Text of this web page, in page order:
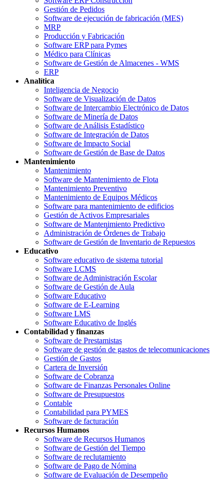
Gestión de Pedidos
Software de ejecución de fabricación (MES)
MRP
Producción y Fabricación
Software ERP para Pymes
Médico para Clínicas
Software de Gestión de Almacenes - WMS
ERP
Analítica
Inteligencia de Negocio
Software de Visualización de Datos
Software de Intercambio Electrónico de Datos
Software de Minería de Datos
Software de Análisis Estadístico
Software de Integración de Datos
Software de Impacto Social
Software de Gestión de Base de Datos
Mantenimiento
Mantenimiento
Software de Mantenimiento de Flota
Mantenimiento Preventivo
Mantenimiento de Equipos Médicos
Software para mantenimiento de edificios
Gestión de Activos Empresariales
Software de Mantenimiento Predictivo
Administración de Órdenes de Trabajo
Software de Gestión de Inventario de Repuestos
Educativo
Software educativo de sistema tutorial
Software LCMS
Software de Administración Escolar
Software de Gestión de Aula
Software Educativo
Software de E-Learning
Software LMS
Software Educativo de Inglés
Contabilidad y finanzas
Software de Prestamistas
Software de gestión de gastos de telecomunicaciones
Gestión de Gastos
Cartera de Inversión
Software de Cobranza
Software de Finanzas Personales Online
Software de Presupuestos
Contable
Contabilidad para PYMES
Software de facturación
Recursos Humanos
Software de Recursos Humanos
Software de Gestión del Tiempo
Software de reclutamiento
Software de Pago de Nómina
Software de Evaluación de Desempeño